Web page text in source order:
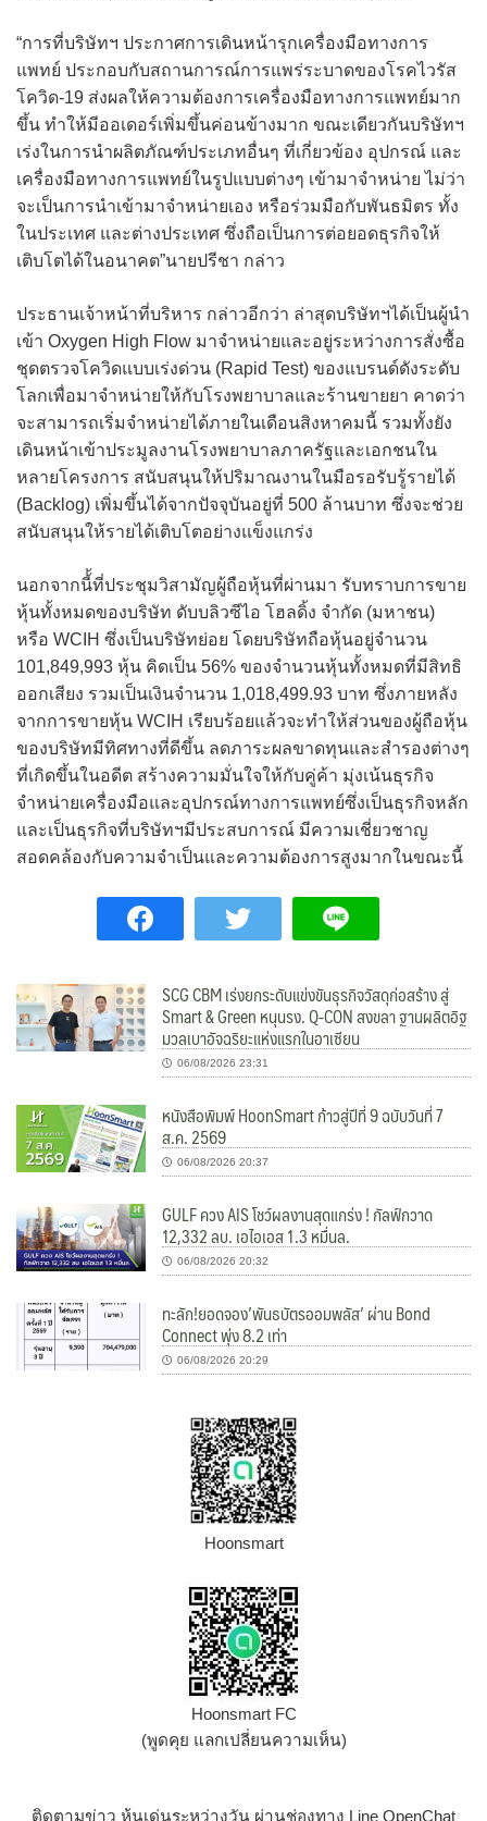
“การที่บริษัทฯ ประกาศการเดินหน้ารุกเครื่องมือทางการ
แพทย์ ประกอบกับสถานการณ์การแพร่ระบาดของโรคไวรัส
โควิด-19 ส่งผลให้ความต้องการเครื่องมือทางการแพทย์มาก
ขึ้น ทำให้มีออเดอร์เพิ่มขึ้นค่อนข้างมาก ขณะเดียวกันบริษัทฯ
เร่งในการนำผลิตภัณฑ์ประเภทอื่นๆ ที่เกี่ยวข้อง อุปกรณ์ และ
เครื่องมือทางการแพทย์ในรูปแบบต่างๆ เข้ามาจำหน่าย ไม่ว่า
จะเป็นการนำเข้ามาจำหน่ายเอง หรือร่วมมือกับพันธมิตร ทั้ง
ในประเทศ และต่างประเทศ ซึ่งถือเป็นการต่อยอดธุรกิจให้
เติบโตได้ในอนาคต”นายปรีชา กล่าว
ประธานเจ้าหน้าที่บริหาร กล่าวอีกว่า ล่าสุดบริษัทฯได้เป็นผู้นำ
เข้า Oxygen High Flow มาจำหน่ายและอยู่ระหว่างการสั่งซื้อ
ชุดตรวจโควิดแบบเร่งด่วน (Rapid Test) ของแบรนด์ดังระดับ
โลกเพื่อมาจำหน่ายให้กับโรงพยาบาลและร้านขายยา คาดว่า
จะสามารถเริ่มจำหน่ายได้ภายในเดือนสิงหาคมนี้ รวมทั้งยัง
เดินหน้าเข้าประมูลงานโรงพยาบาลภาครัฐและเอกชนใน
หลายโครงการ สนับสนุนให้ปริมาณงานในมือรอรับรู้รายได้
(Backlog) เพิ่มขึ้นได้จากปัจจุบันอยู่ที่ 500 ล้านบาท ซึ่งจะช่วย
สนับสนุนให้รายได้เติบโตอย่างแข็งแกร่ง
นอกจากนี้้ที่ประชุมวิสามัญผู้ถือหุ้นที่ผ่านมา รับทราบการขาย
หุ้นทั้งหมดของบริษัท ดับบลิวซีไอ โฮลดิ้ง จำกัด (มหาชน)
หรือ WCIH ซึ่งเป็นบริษัทย่อย โดยบริษัทถือหุ้นอยู่จำนวน
101,849,993 หุ้น คิดเป็น 56% ของจำนวนหุ้นทั้งหมดที่มีสิทธิ
ออกเสียง รวมเป็นเงินจำนวน 1,018,499.93 บาท ซึ่งภายหลัง
จากการขายหุ้น WCIH เรียบร้อยแล้วจะทำให้ส่วนของผู้ถือหุ้น
ของบริษัทมีทิศทางที่ดีขึ้น ลดภาระผลขาดทุนและสำรองต่างๆ
ที่เกิดขึ้นในอดีต สร้างความมั่นใจให้กับคู่ค้า มุ่งเน้นธุรกิจ
จำหน่ายเครื่องมือและอุปกรณ์ทางการแพทย์ซึ่งเป็นธุรกิจหลัก
และเป็นธุรกิจที่บริษัทฯมีประสบการณ์ มีความเชี่ยวชาญ
สอดคล้องกับความจำเป็นและความต้องการสูงมากในขณะนี้
SCG CBM เร่งยกระดับแข่งขันธุรกิจวัสดุก่อสร้าง สู่
Smart & Green หนุนรง. Q-CON สงขลา ฐานผลิตอิฐ
มวลเบาอัจฉริยะแห่งแรกในอาเซียน
06/08/2026 23:31
หนังสือพิมพ์ HoonSmart ก้าวสู่ปีที่ 9 ฉบับวันที่ 7
ส.ค. 2569
06/08/2026 20:37
GULF ควง AIS โชว์ผลงานสุดแกร่ง ! กัลฟ์กวาด
12,332 ลบ. เอไอเอส 1.3 หมื่นล.
06/08/2026 20:32
ทะลัก!ยอดจอง’พันธบัตรออมพลัส’ ผ่าน Bond
Connect พุ่ง 8.2 เท่า
06/08/2026 20:29
Hoonsmart
Hoonsmart FC
(พูดคุย แลกเปลี่ยนความเห็น)
ติดตามข่าว หุ้นเด่นระหว่างวัน ผ่านช่องทาง Line OpenChat